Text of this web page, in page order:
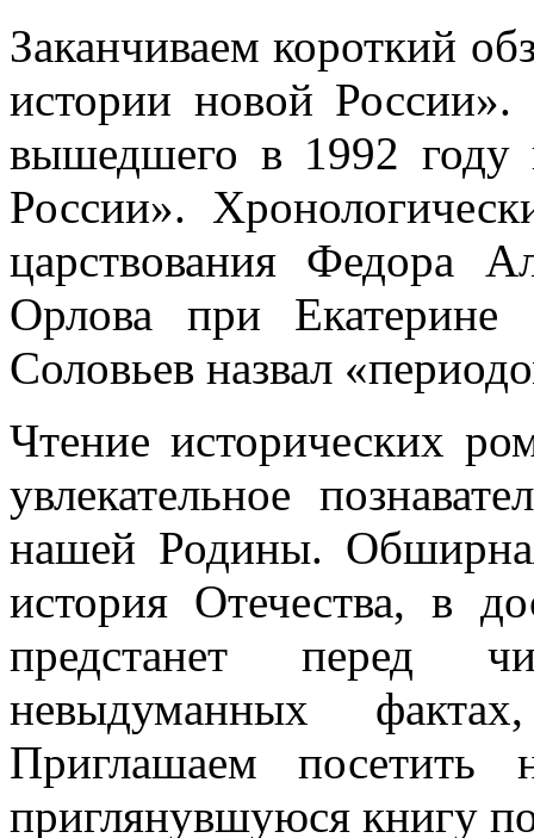
Заканчиваем короткий
истории новой России».
вышедшего в 1992 году
России».
царствования Федора
Орлова при
Соловьев назвал
Чтение исторических
увлекательное
нашей Родины.
история Отечества, в
предстанет перед
невыдуманных
Приглашаем посетить
приглянувшуюся книгу